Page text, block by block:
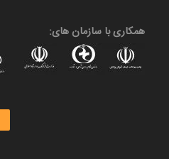
همکاری با سازمان های: